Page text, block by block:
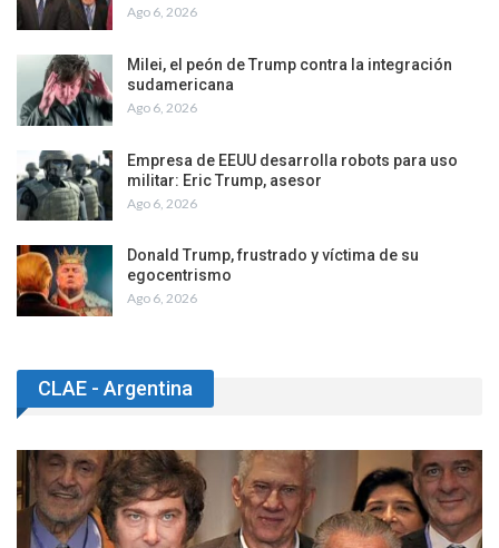
Ago 6, 2026
Milei, el peón de Trump contra la integración
sudamericana
Ago 6, 2026
Empresa de EEUU desarrolla robots para uso
militar: Eric Trump, asesor
Ago 6, 2026
Donald Trump, frustrado y víctima de su
egocentrismo
Ago 6, 2026
CLAE - Argentina